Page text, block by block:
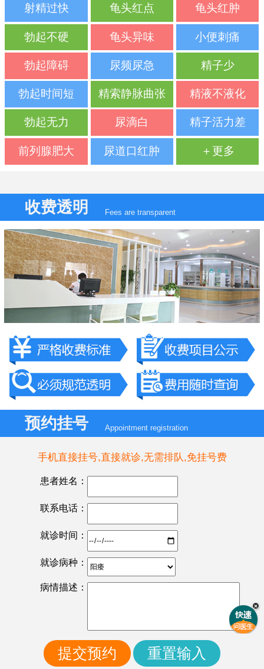
射精过快 龟头红点 龟头红肿
勃起不硬 龟头异味 小便刺痛
勃起障碍 尿频尿急 精子少
勃起时间短 精索静脉曲张 精液不液化
勃起无力 尿滴白 精子活力差
前列腺肥大 尿道口红肿 ＋更多
收费透明 Fees are transparent
预约挂号 Appointment registration
手机直接挂号,直接就诊,无需排队,免挂号费
患者姓名：
联系电话：
就诊时间：
就诊病种：
病情描述：